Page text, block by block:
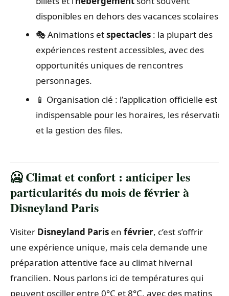
disponibles en dehors des vacances scolaires.
🎭 Animations etspectacles: la plupart des
expériences restent accessibles, avec des
opportunités uniques de rencontres
personnages.
📱 Organisation clé : l’application officielle est
indispensable pour les horaires, les
et la gestion des files.
🥶 Climat et confort : anticiper les
particularités du mois de février à
Disneyland Paris
Visiter Disneyland Paris en février, c’est s’offrir
une expérience unique, mais cela demande une
préparation attentive face au climat hivernal
francilien. Nous parlons ici de températures qui
peuvent osciller entre 0°C et 8°C, avec des matins